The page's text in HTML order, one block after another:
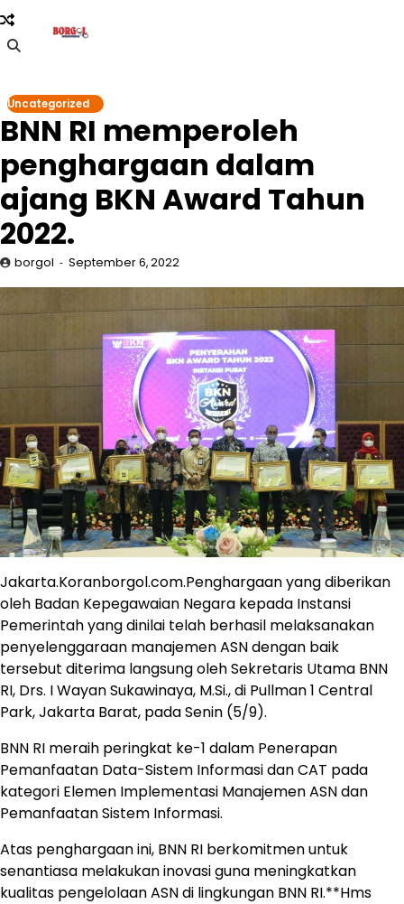
Skip
to
content
Uncategorized
BNN RI memperoleh
penghargaan dalam
ajang BKN Award Tahun
2022.
borgol September 6, 2022
Jakarta.Koranborgol.com.Penghargaan yang diberikan
oleh Badan Kepegawaian Negara kepada Instansi
Pemerintah yang dinilai telah berhasil melaksanakan
penyelenggaraan manajemen ASN dengan baik
tersebut diterima langsung oleh Sekretaris Utama BNN
RI, Drs. I Wayan Sukawinaya, M.Si., di Pullman 1 Central
Park, Jakarta Barat, pada Senin (5/9).
BNN RI meraih peringkat ke-1 dalam Penerapan
Pemanfaatan Data-Sistem Informasi dan CAT pada
kategori Elemen Implementasi Manajemen ASN dan
Pemanfaatan Sistem Informasi.
Atas penghargaan ini, BNN RI berkomitmen untuk
senantiasa melakukan inovasi guna meningkatkan
kualitas pengelolaan ASN di lingkungan BNN RI.**Hms